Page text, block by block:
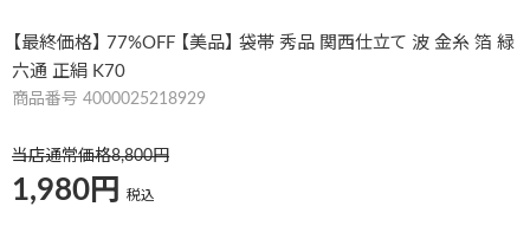
【最終価格】 77%OFF 【美品】 袋帯 秀品 関西仕立て 波 金糸 箔 緑
六通 正絹 K70
商品番号 4000025218929
当店通常価格8,800
1,980 税込